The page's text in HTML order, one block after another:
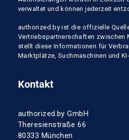
verwaltet und können jederzeit
authorized.by ist die offizielle
Vertriebspartnerschaften zwischen
stellt diese Informationen für
Marktplätze, Suchmaschinen und
Kontakt
authorized.by GmbH
Theresienstraße 66
80333 München